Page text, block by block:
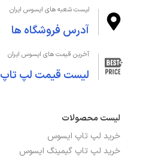
لیست شعبه های ایسوس ایران
آدرس فروشگاه ها
آخرین قیمت های ایسوس ایران
لیست قیمت لپ تاپ
لیست محصولات
خرید لپ تاپ ایسوس
خرید لپ تاپ گیمینگ ایسوس